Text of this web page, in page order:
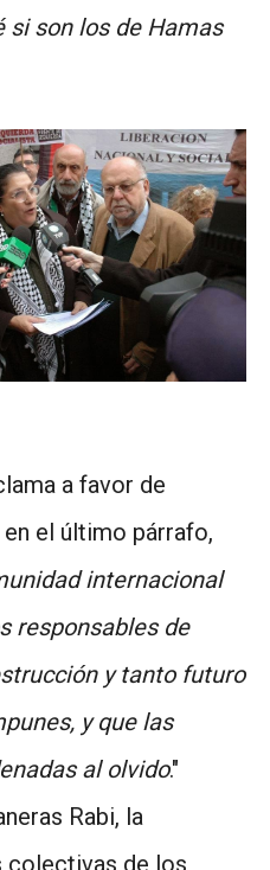
si son los de Hamas
a favor de
el último párrafo,
internacional
responsables de
y tanto futuro
y que las
al olvido."
Rabi, la
colectivas de los